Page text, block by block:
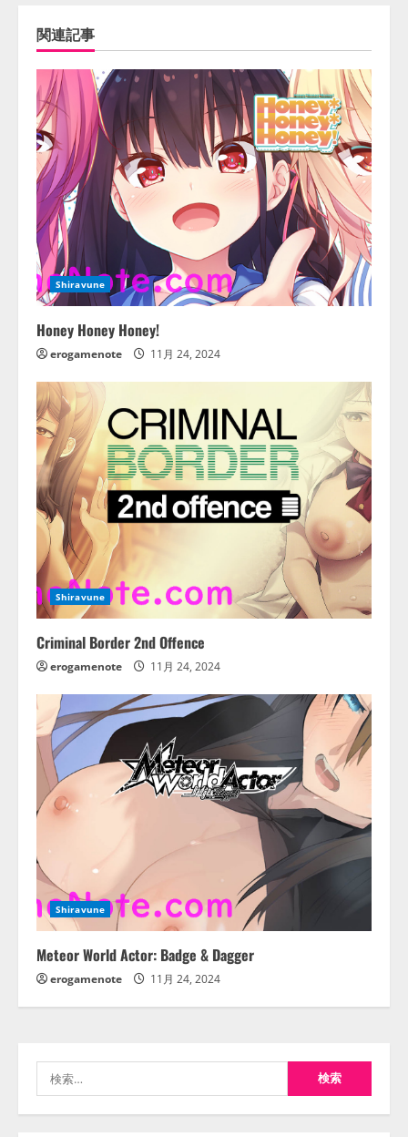
関連記事
Shiravune
Honey Honey Honey!
erogamenote 11月 24, 2024
Shiravune
Criminal Border 2nd Offence
erogamenote 11月 24, 2024
Shiravune
Meteor World Actor: Badge & Dagger
erogamenote 11月 24, 2024
索: